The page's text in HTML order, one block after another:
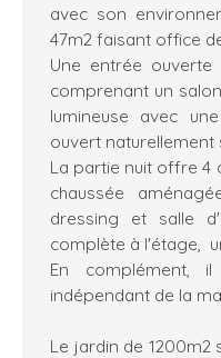
avec son
47m2 faisant office
Une entrée
comprenant un
lumineuse avec
ouvert naturellement
La partie nuit offre 4
chaussée
dressing et salle
complète à l'étage,
En complément,
indépendant de la
Le jardin de 1200m2